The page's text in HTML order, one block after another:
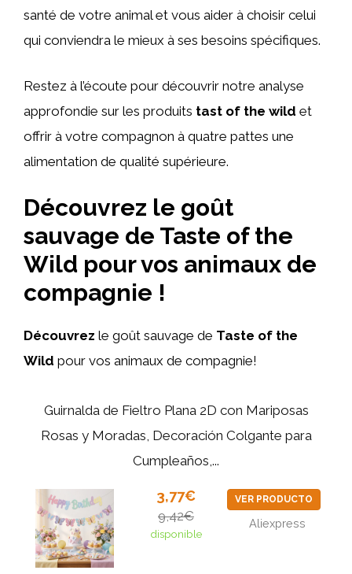
santé de votre animal et vous aider à choisir celui
qui conviendra le mieux à ses besoins spécifiques.
Restez à l’écoute pour découvrir notre analyse
approfondie sur les produits tast of the wild et
offrir à votre compagnon à quatre pattes une
alimentation de qualité supérieure.
Découvrez le goût
sauvage de Taste of the
Wild pour vos animaux de
compagnie !
Découvrez le goût sauvage de Taste of the
Wild pour vos animaux de compagnie!
Guirnalda de Fieltro Plana 2D con Mariposas
Rosas y Moradas, Decoración Colgante para
Cumpleaños,...
3,77€
9,42€
disponible
VER PRODUCTO
Aliexpress